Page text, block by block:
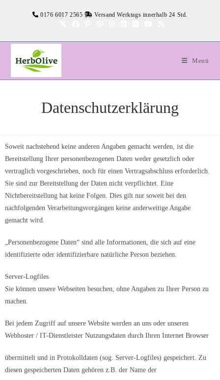
0176 6017 2565 Versand Werktags innerhalb 24 Std.
Menü
Datenschutzerklärung
Soweit nachstehend keine anderen Angaben gemacht werden, ist die
Bereitstellung Ihrer personenbezogenen Daten weder gesetzlich oder
vertraglich vorgeschrieben, noch für einen Vertragsabschluss erforderlich.
Sie sind zur Bereitstellung der Daten nicht verpflichtet. Eine
Nichtbereitstellung hat keine Folgen. Dies gilt nur soweit bei den
nachfolgenden Verarbeitungsvorgängen keine anderweitige Angabe
gemacht wird.
„Personenbezogene Daten“ sind alle Informationen, die sich auf eine
identifizierte oder identifizierbare natürliche Person beziehen.
Server-Logfiles
Sie können unsere Webseiten besuchen, ohne Angaben zu Ihrer Person zu
machen.
Bei jedem Zugriff auf unsere Website werden an uns oder unseren
Webhoster / IT-Dienstleister Nutzungsdaten durch Ihren Internet Browser
übermittelt und in Protokolldaten (sog. Server-Logfiles) gespeichert. Zu
diesen gespeicherten Daten gehören z.B. der Name der